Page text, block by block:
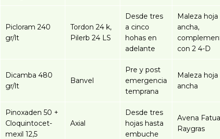
Picloram 240
gr/lt
Tordon 24 k,
Pilerb 24 LS
Desde tres
a cinco
hohas en
adelante
Maleza hoja
ancha,
con 2 4-D
Dicamba 480
gr/lt
Banvel
Pre y post
emergencia
temprana
Maleza hoja
ancha
Pinoxaden 50 +
Cloquintocet-
mexil 12,5
Axial
Desde tres
hojas hasta
embuche
Avena
Raygras